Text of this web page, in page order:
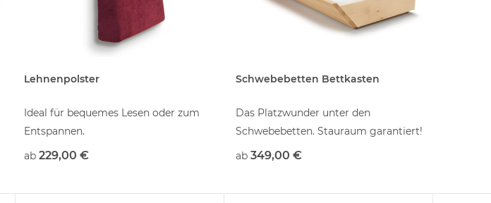
Lehnenpolster
Ideal für bequemes Lesen oder zum
Entspannen.
ab 229,00 €
Schwebebetten Bettkasten
Das Platzwunder unter den
Schwebebetten. Stauraum garantiert!
ab 349,00 €